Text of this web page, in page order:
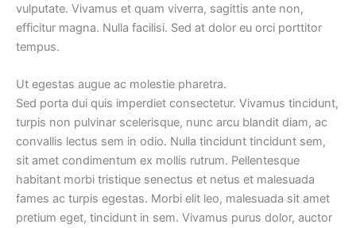
vulputate. Vivamus et quam viverra, sagittis ante non,
efficitur magna. Nulla facilisi. Sed at dolor eu orci porttitor
tempus.
Ut egestas augue ac molestie pharetra.
Sed porta dui quis imperdiet consectetur. Vivamus tincidunt,
turpis non pulvinar scelerisque, nunc arcu blandit diam, ac
convallis lectus sem in odio. Nulla tincidunt tincidunt sem,
sit amet condimentum ex mollis rutrum. Pellentesque
habitant morbi tristique senectus et netus et malesuada
fames ac turpis egestas. Morbi elit leo, malesuada sit amet
pretium eget, tincidunt in sem. Vivamus purus dolor, auctor